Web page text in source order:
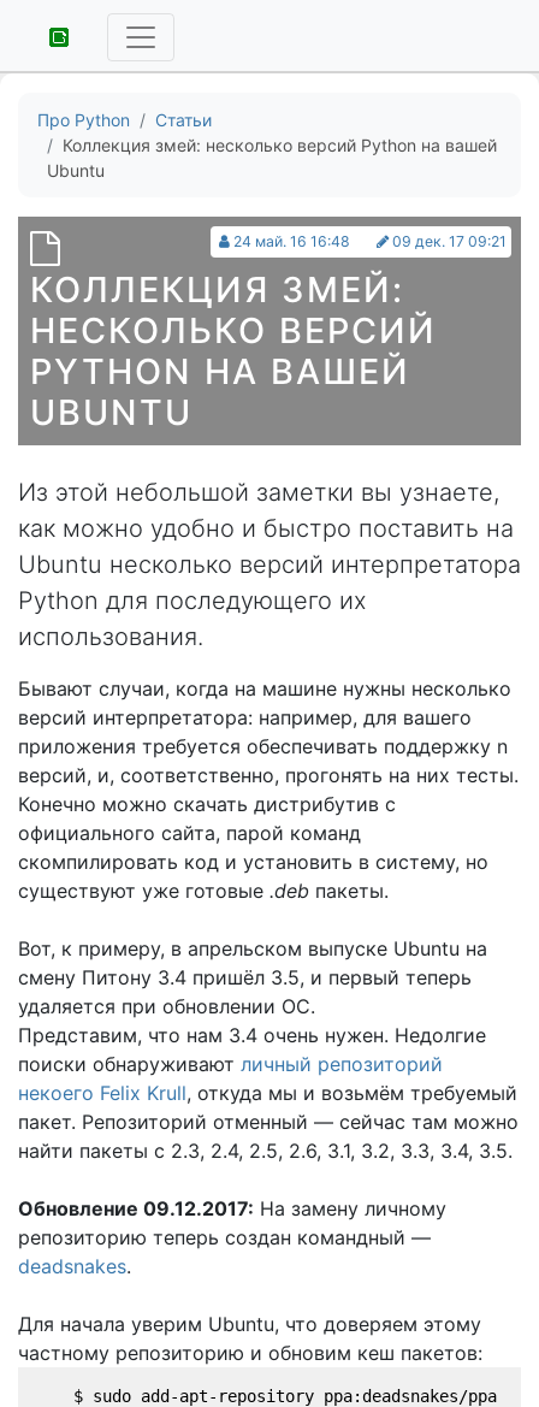
Про Python
Статьи
Коллекция змей: несколько версий Python на вашей
Ubuntu
24 май. 16 16:48 09 дек. 17 09:21
КОЛЛЕКЦИЯ ЗМЕЙ:
НЕСКОЛЬКО ВЕРСИЙ
PYTHON НА ВАШЕЙ
UBUNTU
Из этой небольшой заметки вы узнаете,
как можно удобно и быстро поставить на
Ubuntu несколько версий интерпретатора
Python для последующего их
использования.
Бывают случаи, когда на машине нужны несколько
версий интерпретатора: например, для вашего
приложения требуется обеспечивать поддержку n
версий, и, соответственно, прогонять на них тесты.
Конечно можно скачать дистрибутив с
официального сайта, парой команд
скомпилировать код и установить в систему, но
существуют уже готовые .deb пакеты.
Вот, к примеру, в апрельском выпуске Ubuntu на
смену Питону 3.4 пришёл 3.5, и первый теперь
удаляется при обновлении ОС.
Представим, что нам 3.4 очень нужен. Недолгие
поиски обнаруживают личный репозиторий
некоего Felix Krull, откуда мы и возьмём требуемый
пакет. Репозиторий отменный — сейчас там можно
найти пакеты с 2.3, 2.4, 2.5, 2.6, 3.1, 3.2, 3.3, 3.4, 3.5.
Обновление 09.12.2017: На замену личному
репозиторию теперь создан командный —
deadsnakes.
Для начала уверим Ubuntu, что доверяем этому
частному репозиторию и обновим кеш пакетов:
    $ sudo add-apt-repository ppa:deadsnakes/ppa